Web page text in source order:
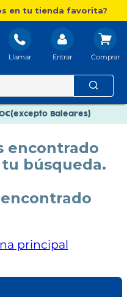
en tu tienda favorita?
Llamar Entrar
Baleares)
Aire Libre
sin intereses
encontrado
búsqueda.
principal